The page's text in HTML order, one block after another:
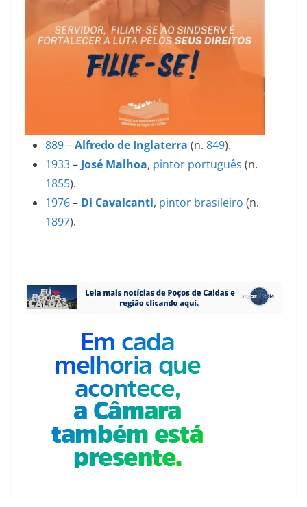
889–Alfredo de Inglaterra (n. 849).
1933– José Malhoa, pintor português (n.
1855).
1976– Di Cavalcanti, pintor brasileiro (n.
1897).